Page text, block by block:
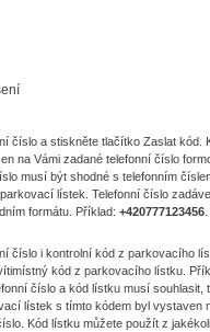
číslo a stiskněte tlačítko Zaslat kód.
na Vámi zadané telefonní číslo
musí být shodné s telefonním
lístek. Telefonní číslo
formátu. Příklad: +420777123456
číslo i kontrolní kód z parkovacího
kód z parkovacího lístku.
číslo a kód lístku musí souhlasit,
lístek s tímto kódem byl vystaven
Kód lístku můžete použít z